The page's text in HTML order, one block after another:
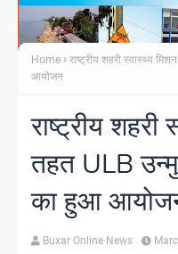
Home
राष्ट्रीय शहरी स्वास्थ्य
आयोजन
राष्ट्रीय
तहत ULB
का हुआ
Buxar Online News